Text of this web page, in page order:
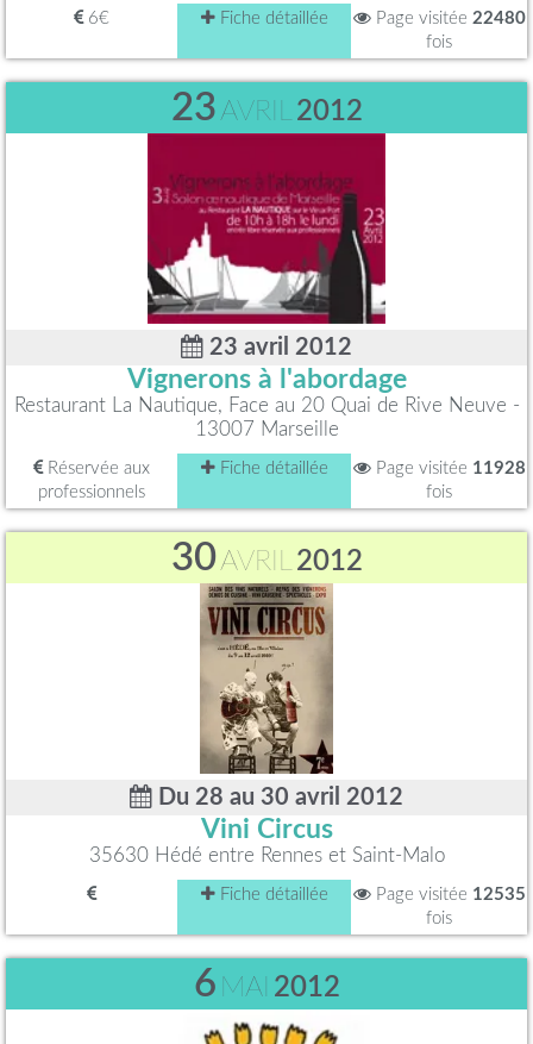
6€ Fiche détaillée Page visitée 22480
fois
23AVRIL 2012
23 avril 2012
Vignerons à l'abordage
Restaurant La Nautique, Face au 20 Quai de Rive Neuve -
13007 Marseille
Réservée aux
professionnels
Fiche détaillée Page visitée 11928
fois
30AVRIL2012
Du 28 au 30 avril 2012
Vini Circus
35630 Hédé entre Rennes et Saint-Malo
Fiche détaillée Page visitée 12535
fois
6 MAI 2012